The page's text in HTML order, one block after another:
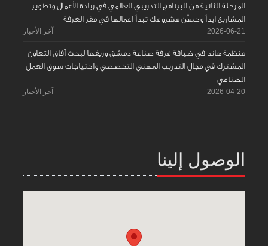
المرحلة الثانية من البرنامج التدريبي العالمي في ريادة الأعمال وتطوير
المشاريع ابدأ وحسّن مشروعك تبدأ اعمالها في مقر الغرفة
2026-06-21 آخر الأخبار
منظمة هاند في ضيافة غرفة صناعة دمشق وريفها لبحث آفاق التعاون
المشترك في مجال التدريب المهني التخصصي واحتياجات سوق العمل
الصناعي
2026-04-20 آخر الأخبار
الوصول إلينا